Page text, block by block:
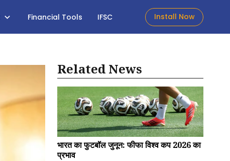
Financial Tools IFSC Install Now
Related News
भारत का फुटबॉल जुनून: फीफा विश्व कप 2026 का
प्रभाव